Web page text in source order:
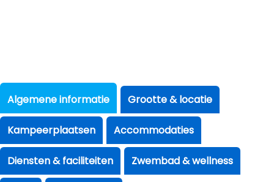
Algemene informatie Grootte & locatie
Kampeerplaatsen Accommodaties
Diensten & faciliteiten Zwembad & wellness